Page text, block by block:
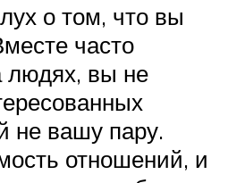
о том, что вы
часто
людях, вы не
не вашу пару.
отношений, и